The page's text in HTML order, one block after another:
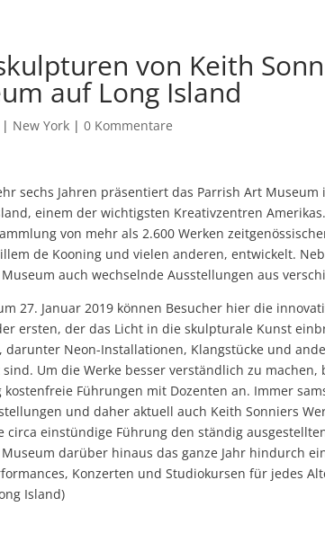
von Keith
auf Long Island
| New York |0 Kommentare
sechs Jahren präsentiert das Parrish Art
einem der wichtigsten Kreativzentren Amerikas.
von mehr als 2.600 Werken
de Kooning und vielen anderen, entwickelt.
auch wechselnde Ausstellungen aus
27. Januar 2019 können Besucher hier die
ersten, der das Licht in die skulpturale Kunst
darunter Neon-Installationen, Klangstücke und
Um die Werke besser verständlich zu
kostenfreie Führungen mit Dozenten an. Immer
und daher aktuell auch Keith Sonniers
circa einstündige Führung den ständig
darüber hinaus das ganze Jahr hindurch
Konzerten und Studiokursen für jedes
Island)